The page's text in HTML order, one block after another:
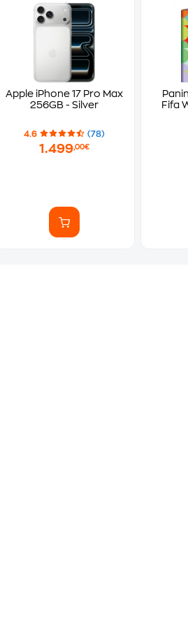
Apple iPhone 17 Pro Max
256GB - Silver
4.6 (78)
1.499,00€
Fifa